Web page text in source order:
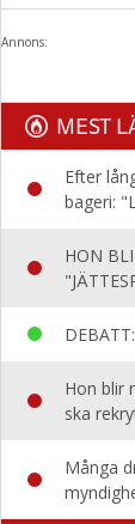
Annons:
MEST
Efter
bageri:
HON
Hon blir
ska
Många